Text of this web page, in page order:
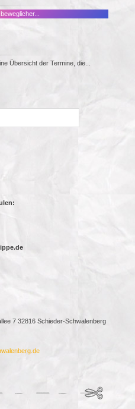
Übersicht der Termine, die...
7 32816 Schieder-Schwalenberg